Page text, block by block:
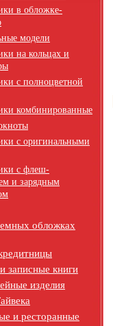
в обложке-
модели
на кольцах и
с полноцветной
комбинированные
с оригинальными
с флеш-
и зарядным
обложках
записные книги
изделия
и ресторанные